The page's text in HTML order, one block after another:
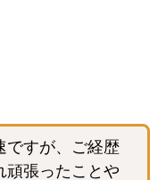
ですが、ご経歴
頑張ったことや